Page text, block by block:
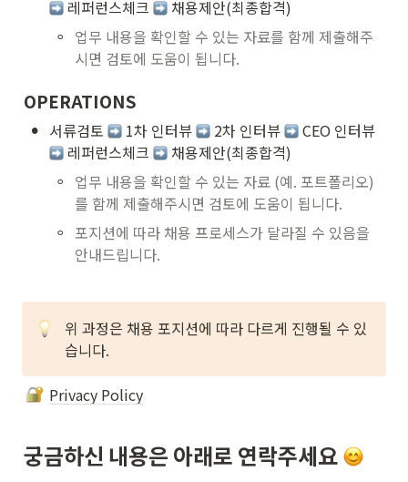
레퍼런스체크
채용제안(최종합격)
◦ 업무 내용을 확인할 수 있는 자료를 함께 제출해주
시면 검토에 도움이 됩니다.
OPERATIONS
• 서류검토 1차 인터뷰 2차 인터뷰
CEO 인터뷰
레퍼런스체크
채용제안(최종합격)
◦ 업무 내용을 확인할 수 있는 자료 (예. 포트폴리오)
를 함께 제출해주시면 검토에 도움이 됩니다.
◦ 포지션에 따라 채용 프로세스가 달라질 수 있음을
안내드립니다.
위 과정은 채용 포지션에 따라 다르게 진행될 수 있
습니다.
Privacy Policy
궁금하신 내용은 아래로 연락주세요